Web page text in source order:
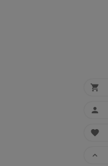



